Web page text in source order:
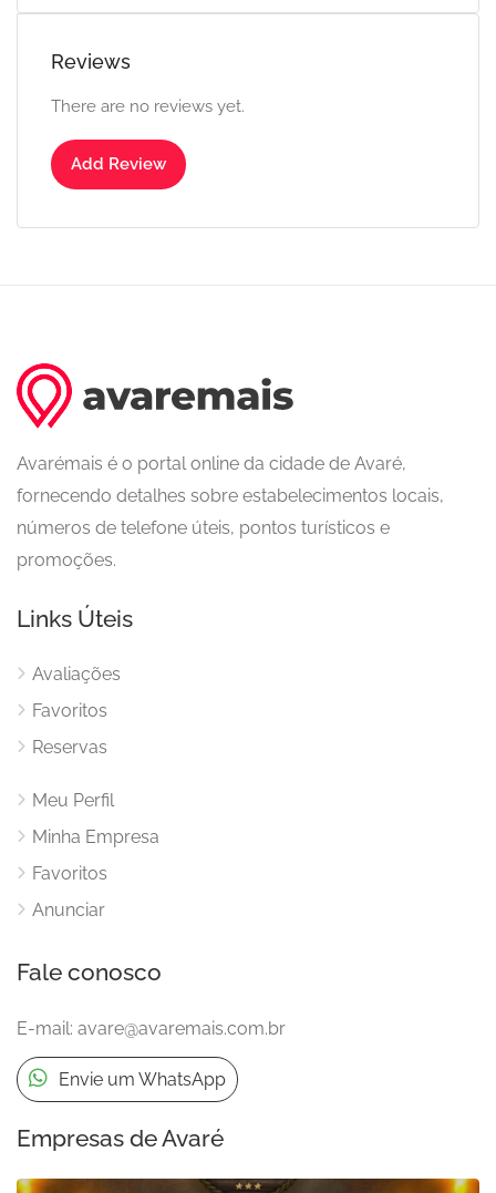
Reviews
There are no reviews yet.
Add Review
Avarémais é o portal online da cidade de Avaré,
fornecendo detalhes sobre estabelecimentos locais,
números de telefone úteis, pontos turísticos e
promoções.
Links Úteis
Avaliações
Favoritos
Reservas
Meu Perfil
Minha Empresa
Favoritos
Anunciar
Fale conosco
E-mail: avare@avaremais.com.br
Envie um WhatsApp
Empresas de Avaré